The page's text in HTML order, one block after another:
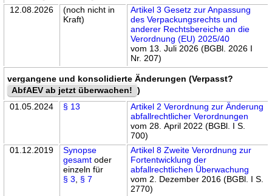
12.08.2026
(noch nicht in
Kraft)
Artikel 3 Gesetz zur Anpassung
des Verpackungsrechts und
anderer Rechtsbereiche an die
Verordnung (EU) 2025/40
vom 13. Juli 2026 (BGBl. 2026 I
Nr. 207)
vergangene und konsolidierte Änderungen (Verpasst?
AbfAEV ab jetzt überwachen! )
01.05.2024
§ 13
Artikel 2 Verordnung zur Änderung
abfallrechtlicher Verordnungen
vom 28. April 2022 (BGBl. I S.
700)
01.12.2019
Synopse
gesamt oder
einzeln für
§ 3
§ 7
Artikel 8 Zweite Verordnung zur
Fortentwicklung der
abfallrechtlichen Überwachung
vom 2. Dezember 2016 (BGBl. I S.
2770)